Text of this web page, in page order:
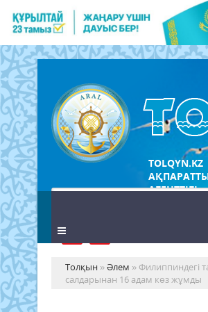
TOLQYN.KZ
АГЕНТТІГІ
Толқын »Әлем » Филиппиндегі
салдарынан 16 адам көз жұмды